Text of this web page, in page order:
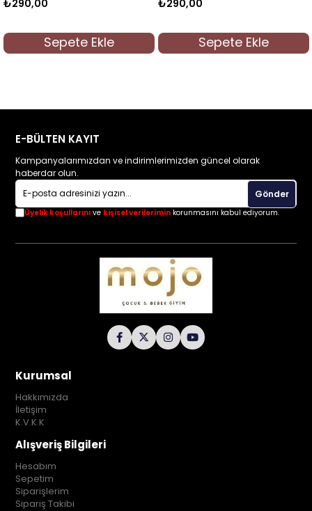
Sepete Ekle Sepete
E-BÜLTEN KAYIT
Kampanyalarımızdan ve indirimlerimizden güncel olarak
haberdar olun.
Gönder
Üyelik koşullarını ve kişisel verilerimin korunmasını kabul ediyorum.
Kurumsal
Hakkımızda
İletişim
K.V.K.K
Alışveriş Bilgileri
Hesabım
Sepetim
Siparişlerim
Sipariş Takibi